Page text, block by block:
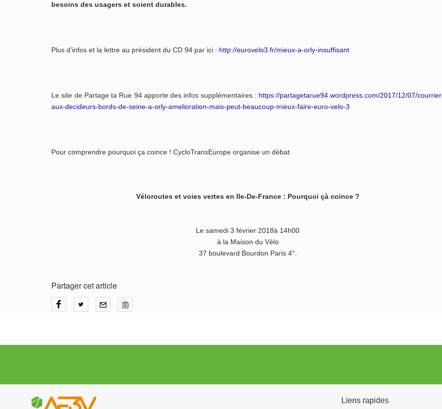
besoins des usagers et soient durables.
Plus d’infos et la lettre au président du CD 94 par ici : http://eurovelo3.fr/mieux-a-orly-insuffisant
Le site de Partage ta Rue 94 apporte des infos supplémentaires : https://partagetarue94.wordpress.com/2017/12/07/
aux-decideurs-bords-de-seine-a-orly-amelioration-mais-peut-beaucoup-mieux-faire-euro-velo-3
Pour comprendre pourquoi ça coince ! CycloTransEurope organise un débat
Véloroutes et voies vertes en Ile-De-France : Pourquoi çà coince ?
Le samedi 3 février 2018à 14h00
à la Maison du Vélo
37 boulevard Bourdon Paris 4°.
Partager cet article
Liens rapides